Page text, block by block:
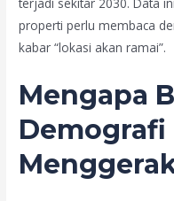
properti perlu membaca
kabar “lokasi akan ramai”.
Mengapa
Demografi